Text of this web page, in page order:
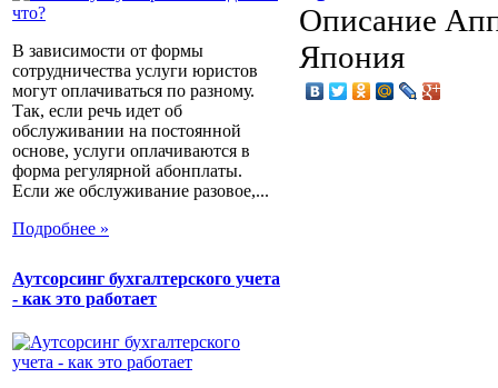
В зависимости от формы
сотрудничества услуги юристов
могут оплачиваться по разному.
Так, если речь идет об
обслуживании на постоянной
основе, услуги оплачиваются в
форма регулярной абонплаты.
Если же обслуживание разовое,...
Подробнее »
Аутсорсинг бухгалтерского учета
- как это работает
Описание
Япония